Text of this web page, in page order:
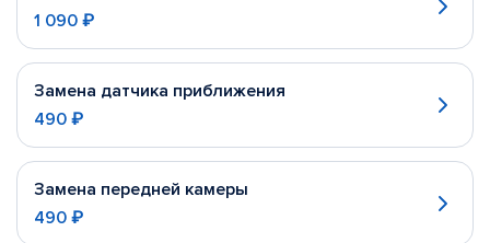
1 090 ₽
Замена датчика приближения
490 ₽
Замена передней камеры
490 ₽